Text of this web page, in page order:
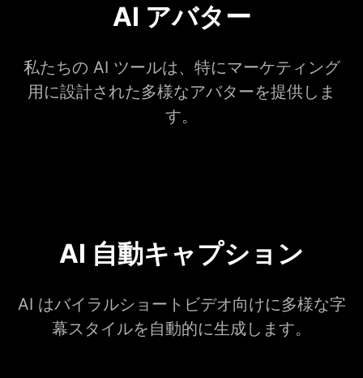
AI アバター
私たちの AI ツールは、特にマーケティング
用に設計された多様なアバターを提供しま
す。
AI 自動キャプション
AI はバイラルショートビデオ向けに多様な字
幕スタイルを自動的に生成します。